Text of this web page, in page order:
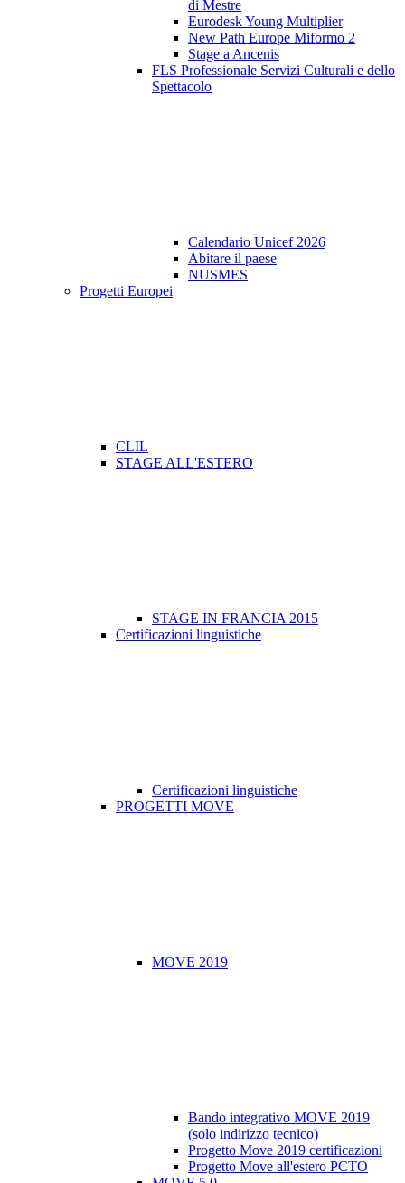
di Mestre
Eurodesk Young Multiplier
New Path Europe Miformo 2
Stage a Ancenis
FLS Professionale Servizi Culturali e dello
Spettacolo
Calendario Unicef 2026
Abitare il paese
NUSMES
Progetti Europei
CLIL
STAGE ALL'ESTERO
STAGE IN FRANCIA 2015
Certificazioni linguistiche
Certificazioni linguistiche
PROGETTI MOVE
MOVE 2019
Bando integrativo MOVE 2019
(solo indirizzo tecnico)
Progetto Move 2019 certificazioni
Progetto Move all'estero PCTO